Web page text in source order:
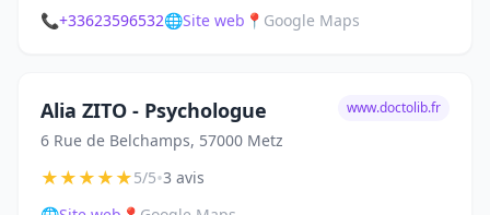
📞+33623596532🌐Site web 📍 Google Maps
Alia ZITO - Psychologue
6 Rue de Belchamps, 57000 Metz
www.doctolib.fr
★★★★★5/5•3 avis